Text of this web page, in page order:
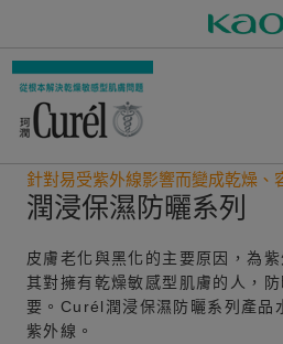
針對易受紫外線影響而變成乾燥、
潤浸保濕防曬系列
皮膚老化與黑化的主要原因，為
其對擁有乾燥敏感型肌膚的人，
要。Curél潤浸保濕防曬系列產品
紫外線。